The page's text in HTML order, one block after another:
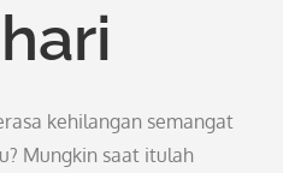
kehilangan semangat
Mungkin saat itulah